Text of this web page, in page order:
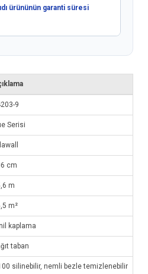
ürününün garanti süresi
9
Serisi
cm
m
m²
kaplama
taban
silinebilir, nemli bezle temizlenebilir